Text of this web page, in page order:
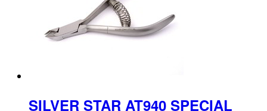
SILVER STAR AT940 SPECIAL